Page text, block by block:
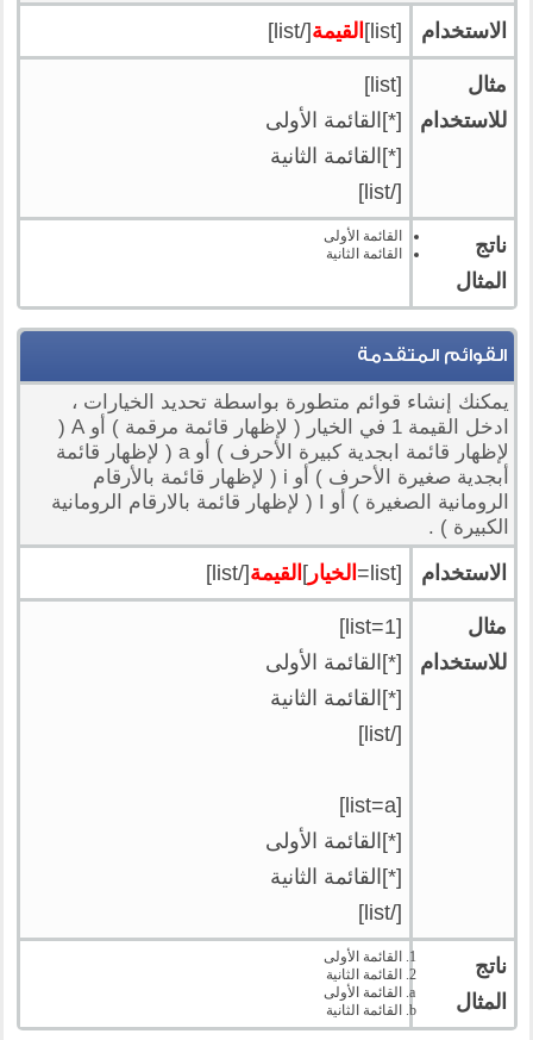
الاستخدام [list] القيمة[/list]
مثال
للاستخدام
[list]
[*]القائمة الأولى
[*]القائمة الثانية
[/list]
ناتج
المثال
القائمة الأولى
القائمة الثانية
القوائم المتقدمة
يمكنك إنشاء قوائم متطورة بواسطة تحديد الخيارات ،
ادخل القيمة 1 في الخيار ( لإظهار قائمة مرقمة ) أو A (
لإظهار قائمة ابجدية كبيرة الأحرف ) أو a ( لإظهار قائمة
أبجدية صغيرة الأحرف ) أو i ( لإظهار قائمة بالأرقام
الرومانية الصغيرة ) أو I ( لإظهار قائمة بالارقام الرومانية
الكبيرة ) .
الاستخدام [list= الخيار] القيمة[/list]
مثال
للاستخدام
[list=1]
[*]القائمة الأولى
[*]القائمة الثانية
[/list]
[list=a]
[*]القائمة الأولى
[*]القائمة الثانية
[/list]
ناتج
المثال
القائمة الأولى
القائمة الثانية
القائمة الأولى
القائمة الثانية